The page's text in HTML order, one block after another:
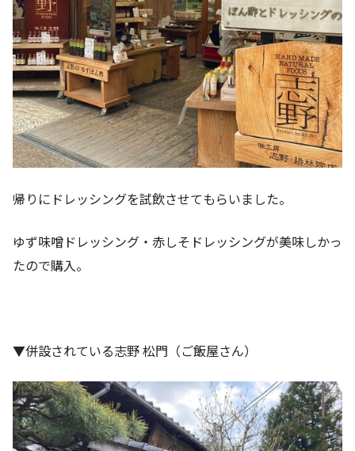
帰りにドレッシングを試飲させてもらいました。
ゆず味噌ドレッシング・赤しそドレッシングが美味しかっ
たので購入。
▼併設されている志野 松門（ご飯屋さん）